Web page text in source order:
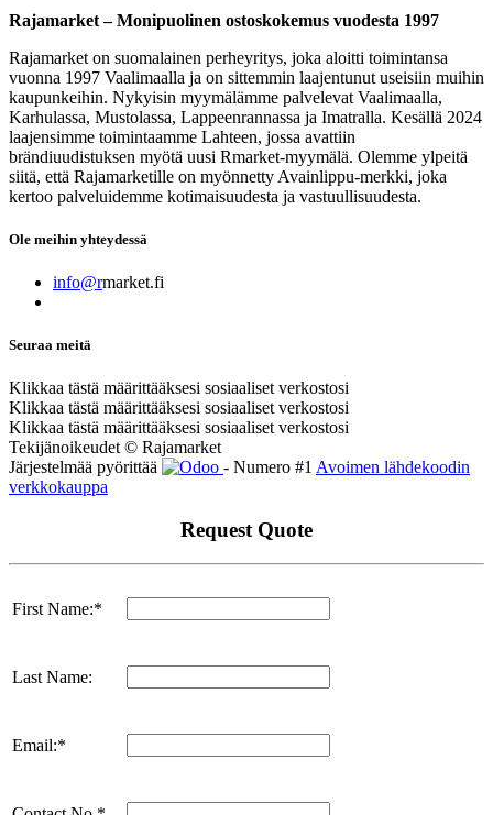
Rajamarket – Monipuolinen ostoskokemus vuodesta 1997
Rajamarket on suomalainen perheyritys, joka aloitti toimintansa
vuonna 1997 Vaalimaalla ja on sittemmin laajentunut useisiin muihin
kaupunkeihin. Nykyisin myymälämme palvelevat Vaalimaalla,
Karhulassa, Mustolassa, Lappeenrannassa ja Imatralla. Kesällä 2024
laajensimme toimintaamme Lahteen, jossa avattiin
brändiuudistuksen myötä uusi Rmarket-myymälä. Olemme ylpeitä
siitä, että Rajamarketille on myönnetty Avainlippu-merkki, joka
kertoo palveluidemme kotimaisuudesta ja vastuullisuudesta.
Ole meihin yhteydessä
info@rmarket.fi
Seuraa meitä
Klikkaa tästä määrittääksesi sosiaaliset verkostosi
Klikkaa tästä määrittääksesi sosiaaliset verkostosi
Klikkaa tästä määrittääksesi sosiaaliset verkostosi
Tekijänoikeudet © Rajamarket
Järjestelmää pyörittää
- Numero #1 Avoimen lähdekoodin
verkkokauppa
Request Quote
First Name:*
Last Name:
Email:*